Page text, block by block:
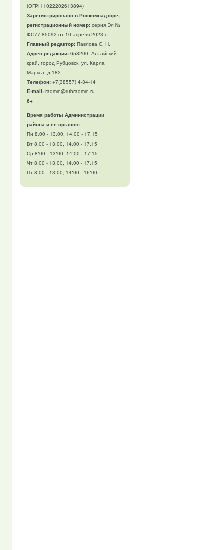
(ОГРН 1022202613894)
Зарегистрировано в Роскомнадзоре,
регистрационный номер:серия Эл №
ФС77-85092 от 10 апреля 2023 г.
Главный редактор:Павлова С. Н.
Адрес редакции:658200, Алтайский
край, город Рубцовск, ул. Карла
Маркса, д.182
Телефон:+7(38557) 4-34-14
E-mail:radmin@rubradmin.ru
6+
Время работы Администрации
района и ее органов:
Пн 8:00 - 13:00, 14:00 - 17:15
Вт 8:00 - 13:00, 14:00 - 17:15
Ср 8:00 - 13:00, 14:00 - 17:15
Чт 8:00 - 13:00, 14:00 - 17:15
Пт 8:00 - 13:00, 14:00 - 16:00